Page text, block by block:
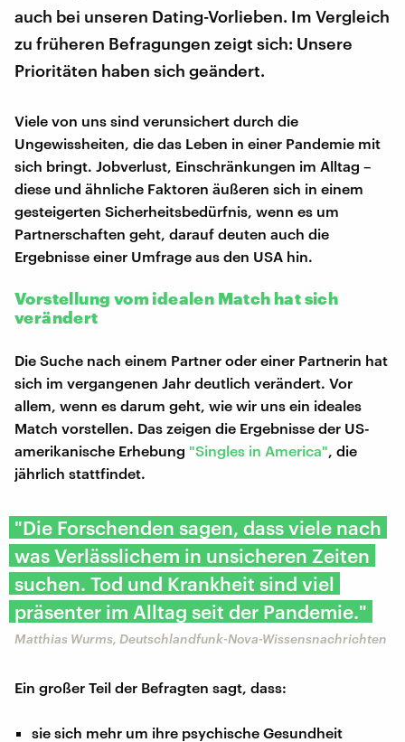
auch bei unseren Dating-Vorlieben. Im Vergleich
zu früheren Befragungen zeigt sich: Unsere
Prioritäten haben sich geändert.
Viele von uns sind verunsichert durch die
Ungewissheiten, die das Leben in einer Pandemie mit
sich bringt. Jobverlust, Einschränkungen im Alltag –
diese und ähnliche Faktoren äußeren sich in einem
gesteigerten Sicherheitsbedürfnis, wenn es um
Partnerschaften geht, darauf deuten auch die
Ergebnisse einer Umfrage aus den USA hin.
Vorstellung vom idealen Match hat sich
verändert
Die Suche nach einem Partner oder einer Partnerin hat
sich im vergangenen Jahr deutlich verändert. Vor
allem, wenn es darum geht, wie wir uns ein ideales
Match vorstellen. Das zeigen die Ergebnisse der US-
amerikanische Erhebung "Singles in America" , die
jährlich stattfindet.
"Die Forschenden sagen, dass viele nach
was Verlässlichem in unsicheren Zeiten
suchen. Tod und Krankheit sind viel
präsenter im Alltag seit der Pandemie."
Matthias Wurms, Deutschlandfunk-Nova-Wissensnachrichten
Ein großer Teil der Befragten sagt, dass:
sie sich mehr um ihre psychische Gesundheit